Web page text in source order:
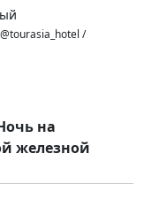
/
на
железной